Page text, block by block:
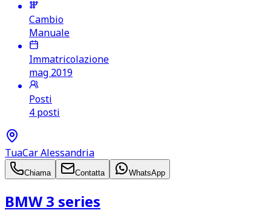
Cambio
Manuale
Immatricolazione
mag 2019
Posti
4 posti
TuaCar Alessandria
Chiama Contatta WhatsApp
BMW 3 series